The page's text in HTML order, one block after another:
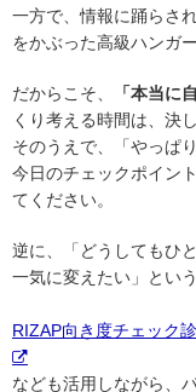
一方で、情報に踊らさ
をかぶった高級ハンガ
だからこそ、 「本当に
くり考える時間は、決
そのうえで、「やっぱ
今日のチェックポイン
てください。
逆に、「どうしてもひ
一気に変えたい」とい
RIZAP向き度チェック
なども活用しながら、